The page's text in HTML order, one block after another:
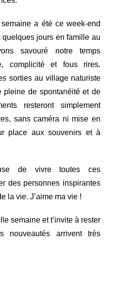
a été ce week-end
jours en famille au
savouré notre temps
complicité et fous rires.
sorties au village naturiste
pleine de spontanéité et de
resteront simplement
sans caméra ni mise en
place aux souvenirs et à
de vivre toutes ces
des personnes inspirantes
la vie. J’aime ma vie !
semaine et t’invite à rester
nouveautés arrivent très